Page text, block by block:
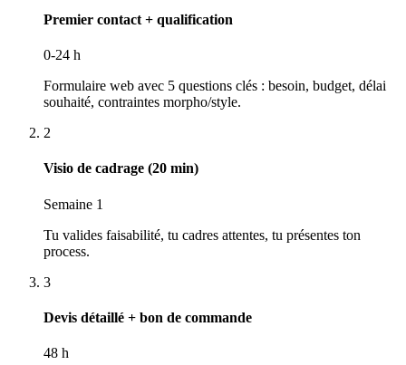
Premier contact + qualification
0-24 h
Formulaire web avec 5 questions clés : besoin, budget, délai
souhaité, contraintes morpho/style.
2
Visio de cadrage (20 min)
Semaine 1
Tu valides faisabilité, tu cadres attentes, tu présentes ton
process.
3
Devis détaillé + bon de commande
48 h